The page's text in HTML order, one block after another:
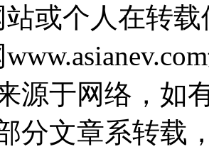
或个人在转
源于网络，如
分文章系转载